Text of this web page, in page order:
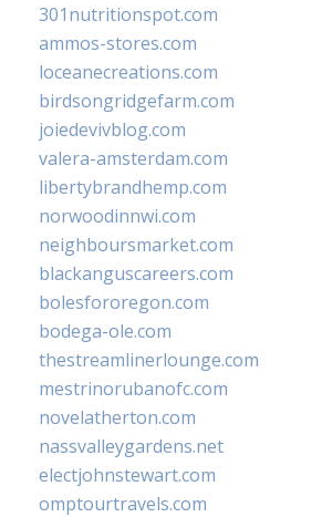
301nutritionspot.com
ammos-stores.com
loceanecreations.com
birdsongridgefarm.com
joiedevivblog.com
valera-amsterdam.com
libertybrandhemp.com
norwoodinnwi.com
neighboursmarket.com
blackanguscareers.com
bolesfororegon.com
bodega-ole.com
thestreamlinerlounge.com
mestrinorubanofc.com
novelatherton.com
nassvalleygardens.net
electjohnstewart.com
omptourtravels.com